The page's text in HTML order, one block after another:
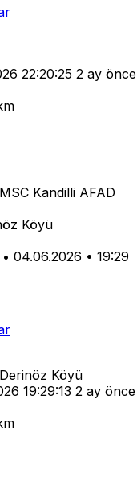
22:20:25 2 ay önce
Kandilli AFAD
Köyü
• 04.06.2026 • 19:29
Köyü
19:29:13 2 ay önce